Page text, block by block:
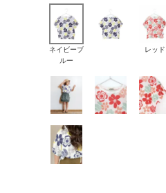
ネイビーブ
ルー
レッド